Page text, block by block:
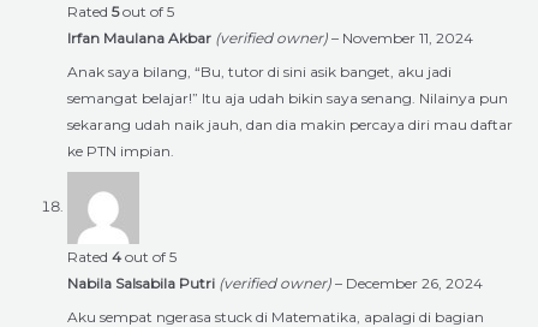
Rated 5out of 5
Irfan Maulana Akbar (verified owner) – November 11, 2024
Anak saya bilang, “Bu, tutor di sini asik banget, aku jadi
semangat belajar!” Itu aja udah bikin saya senang. Nilainya pun
sekarang udah naik jauh, dan dia makin percaya diri mau daftar
ke PTN impian.
Rated 4 out of 5
Nabila Salsabila Putri (verified owner) – December 26, 2024
Aku sempat ngerasa stuck di Matematika, apalagi di bagian